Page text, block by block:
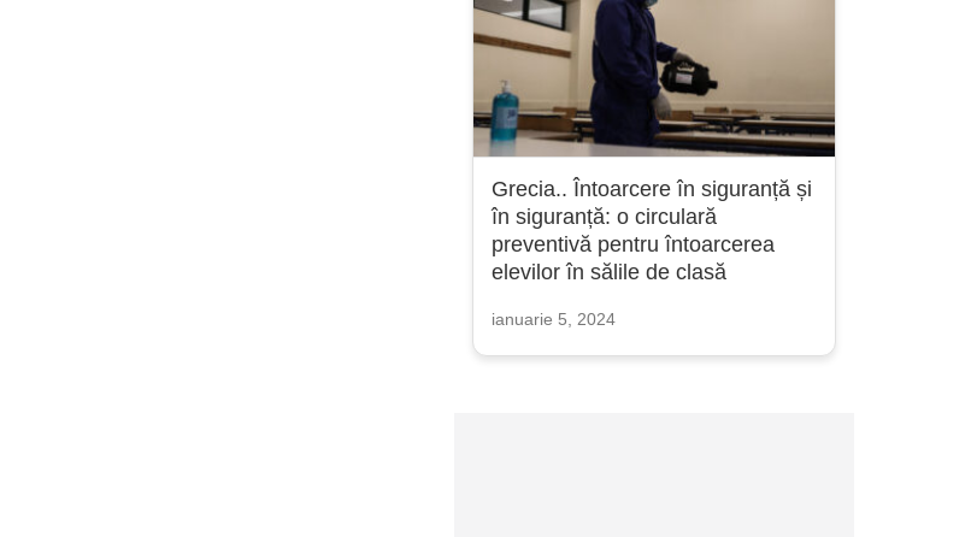
Grecia.. Întoarcere în siguranță și
în siguranță: o circulară
preventivă pentru întoarcerea
elevilor în sălile de clasă
ianuarie 5, 2024